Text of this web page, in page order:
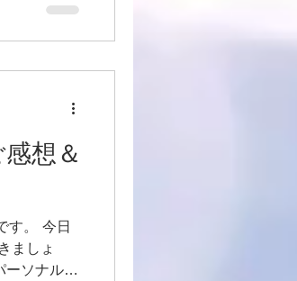
想＆
す。 今日
ましょ
ーソナルカ